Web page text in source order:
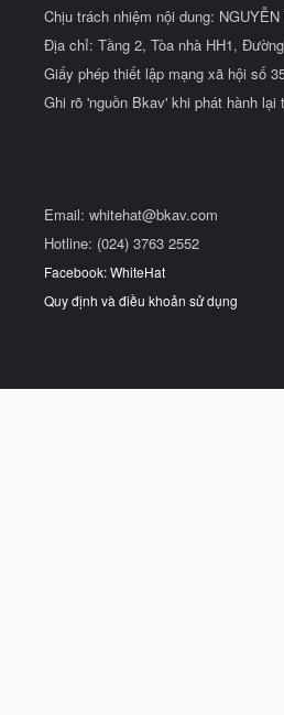
Chịu trách nhiệm nội dung:
Địa chỉ: Tầng 2, Tòa nhà HH1,
Giấy phép thiết lập mạng xã hội số
Ghi rõ 'nguồn Bkav' khi phát hành
Email: whitehat@bkav.com
Hotline: (024) 3763 2552
Facebook: WhiteHat
Quy định và điều khoản sử dụng